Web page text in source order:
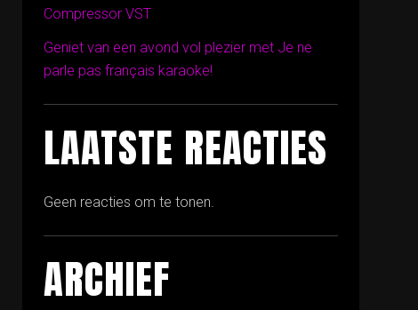
Compressor VST
Geniet van een avond vol plezier met Je ne
parle pas français karaoke!
LAATSTE REACTIES
Geen reacties om te tonen.
ARCHIEF